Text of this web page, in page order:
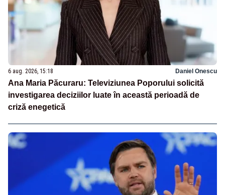
6 aug. 2026, 15:18 Daniel Onescu
Ana Maria Păcuraru: Televiziunea Poporului solicită
investigarea deciziilor luate în această perioadă de
criză enegetică